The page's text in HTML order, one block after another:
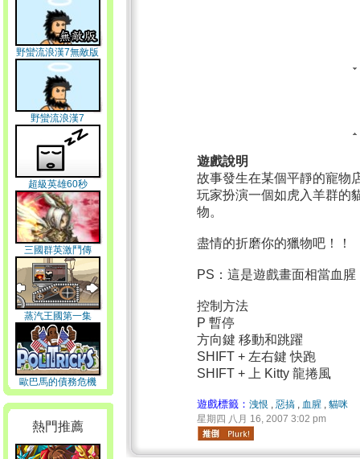
野蠻流浪漢7無敵版
野蠻流浪漢7
超級英雄60秒
三國群英激鬥傳
蒸汽王國第一集
歐巴馬的債務危機
熱門推薦
遊戲說明
故事發生在某個平靜的寵物
玩家扮演一個如虎入羊群的
物。
盡情的折磨你的獵物吧！！
PS：這是遊戲畫面相當血
控制方法
P 暫停
方向鍵 移動和跳躍
SHIFT + 左右鍵 快跑
SHIFT + 上 Kitty 龍捲風
遊戲標籤：洩恨 ,惡搞 , 血腥 ,貓咪
星期四 八月 16, 2007 3:02 pm